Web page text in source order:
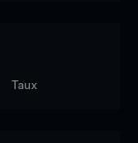
Taux